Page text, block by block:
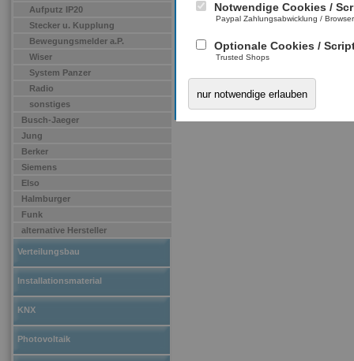
Notwendige Cookies /
Paypal Zahlungsabwicklung /
Optionale Cookies /
Trusted Shops
nur notwendige erlauben
Aufputz IP20
Stecker u. Kupplung
Bewegungsmelder a.P.
Wiser
System Panzer
Radio
sonstiges
Busch-Jaeger
Jung
Berker
Siemens
Elso
Halmburger
Funk
alternative Hersteller
Verteilungsbau
Installationsmaterial
KNX
Photovoltaik